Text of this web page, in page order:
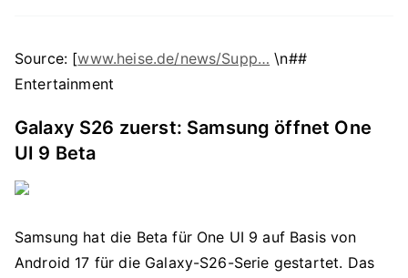
Source: [www.heise.de/news/Supp… \n##
Entertainment
Galaxy S26 zuerst: Samsung öffnet One
UI 9 Beta
Samsung hat die Beta für One UI 9 auf Basis von
Android 17 für die Galaxy-S26-Serie gestartet. Das